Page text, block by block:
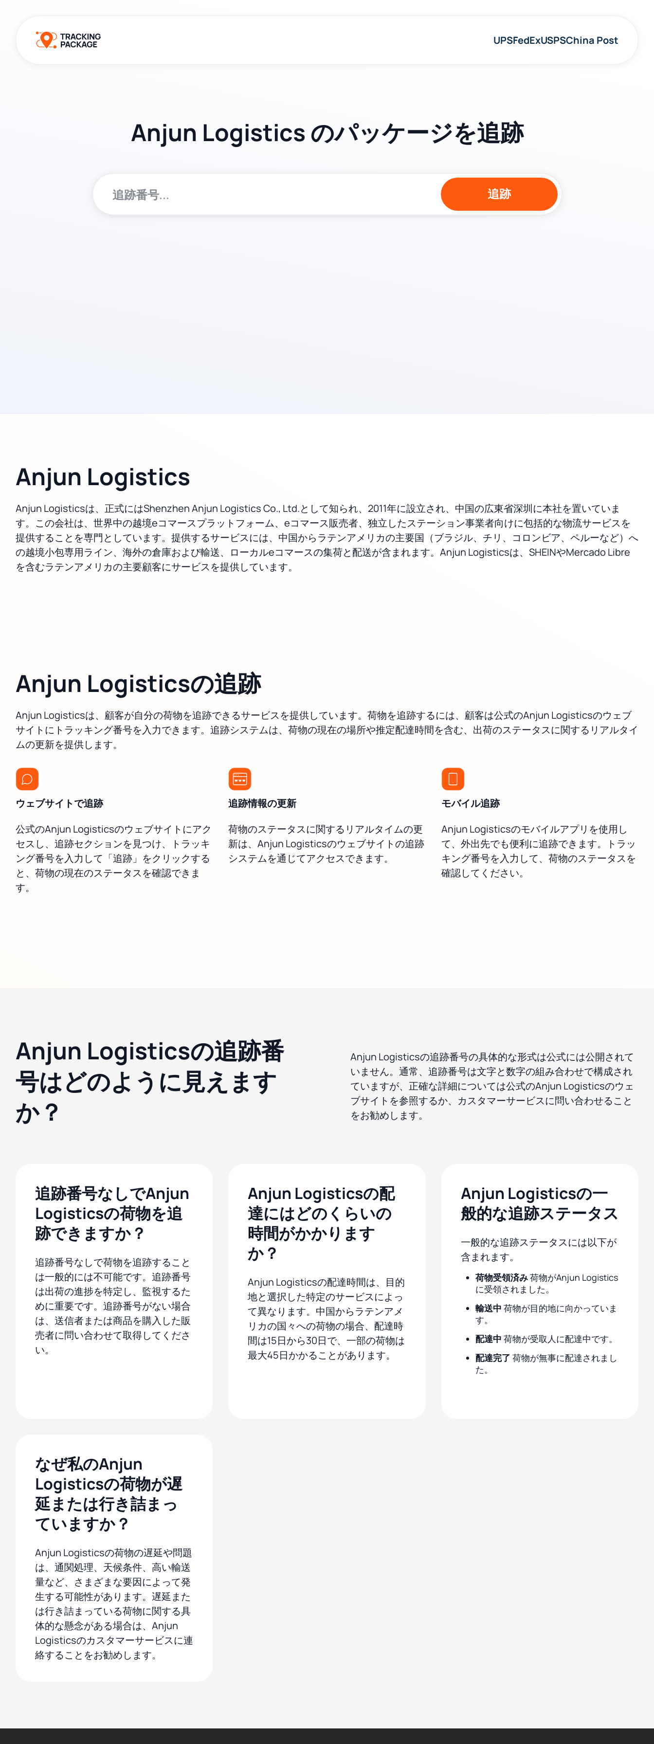
UPSFedExUSPSChina Post
Anjun Logistics のパッケージを追跡
追跡
Anjun Logistics
Anjun Logisticsは、正式にはShenzhen Anjun Logistics Co., Ltd.として知られ、2011年に設立され、中国の広東省深圳に本社を置いていま
す。この会社は、世界中の越境eコマースプラットフォーム、eコマース販売者、独立したステーション事業者向けに包括的な物流サービスを
提供することを専門としています。提供するサービスには、中国からラテンアメリカの主要国（ブラジル、チリ、コロンビア、ペルーなど）へ
の越境小包専用ライン、海外の倉庫および輸送、ローカルeコマースの集荷と配送が含まれます。Anjun Logisticsは、SHEINやMercado Libre
を含むラテンアメリカの主要顧客にサービスを提供しています。
Anjun Logisticsの追跡
Anjun Logisticsは、顧客が自分の荷物を追跡できるサービスを提供しています。荷物を追跡するには、顧客は公式のAnjun Logisticsのウェブ
サイトにトラッキング番号を入力できます。追跡システムは、荷物の現在の場所や推定配達時間を含む、出荷のステータスに関するリアルタイ
ムの更新を提供します。
ウェブサイトで追跡
公式のAnjun Logisticsのウェブサイトにアク
セスし、追跡セクションを見つけ、トラッキ
ング番号を入力して「追跡」をクリックする
と、荷物の現在のステータスを確認できま
す。
追跡情報の更新
荷物のステータスに関するリアルタイムの更
新は、Anjun Logisticsのウェブサイトの追跡
システムを通じてアクセスできます。
モバイル追跡
Anjun Logisticsのモバイルアプリを使用し
て、外出先でも便利に追跡できます。トラッ
キング番号を入力して、荷物のステータスを
確認してください。
Anjun Logisticsの追跡番
号はどのように見えます
か？
Anjun Logisticsの追跡番号の具体的な形式は公式には公開されて
いません。通常、追跡番号は文字と数字の組み合わせで構成され
ていますが、正確な詳細については公式のAnjun Logisticsのウェ
ブサイトを参照するか、カスタマーサービスに問い合わせること
をお勧めします。
追跡番号なしでAnjun
Logisticsの荷物を追
跡できますか？
追跡番号なしで荷物を追跡すること
は一般的には不可能です。追跡番号
は出荷の進捗を特定し、監視するた
めに重要です。追跡番号がない場合
は、送信者または商品を購入した販
売者に問い合わせて取得してくださ
い。
Anjun Logisticsの配
達にはどのくらいの
時間がかかります
か？
Anjun Logisticsの配達時間は、目的
地と選択した特定のサービスによっ
て異なります。中国からラテンアメ
リカの国々への荷物の場合、配達時
間は15日から30日で、一部の荷物は
最大45日かかることがあります。
Anjun Logisticsの一
般的な追跡ステータス
一般的な追跡ステータスには以下が
含まれます。
荷物受領済み荷物がAnjun Logistics
に受領されました。
輸送中 荷物が目的地に向かっていま
す。
配達中 荷物が受取人に配達中です。
配達完了 荷物が無事に配達されまし
た。
なぜ私のAnjun
Logisticsの荷物が遅
延または行き詰まっ
ていますか？
Anjun Logisticsの荷物の遅延や問題
は、通関処理、天候条件、高い輸送
量など、さまざまな要因によって発
生する可能性があります。遅延また
は行き詰まっている荷物に関する具
体的な懸念がある場合は、Anjun
Logisticsのカスタマーサービスに連
絡することをお勧めします。